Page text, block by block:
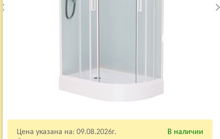
Цена указана на: 09.08.2026г. В наличии